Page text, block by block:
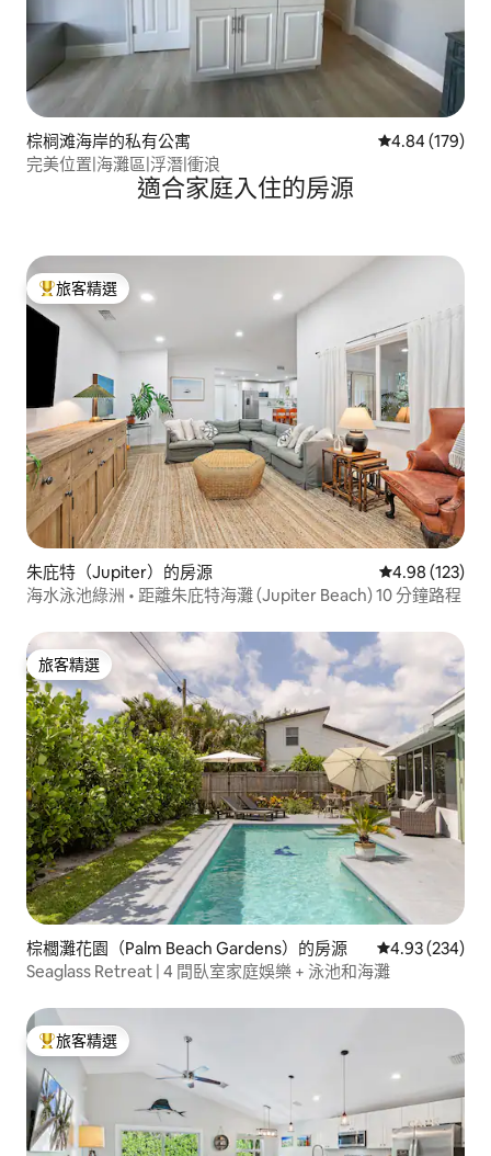
棕榈滩海岸的私有公寓 從 179 則評價
4.84 (179)
完美位置|海灘區|浮潛|衝浪
適合家庭入住的房源
旅客精選榜首
旅客精選
朱庇特（Jupiter）的房源 從 123 則評價
4.98 (123)
海水泳池綠洲 • 距離朱庇特海灘 (Jupiter Beach) 10 分鐘路程
旅客精選
旅客精選
棕櫚灘花園（Palm Beach Gardens）的房源 從 234 則評價
4.93 (234)
Seaglass Retreat | 4 間臥室家庭娛樂 + 泳池和海灘
旅客精選榜首
旅客精選